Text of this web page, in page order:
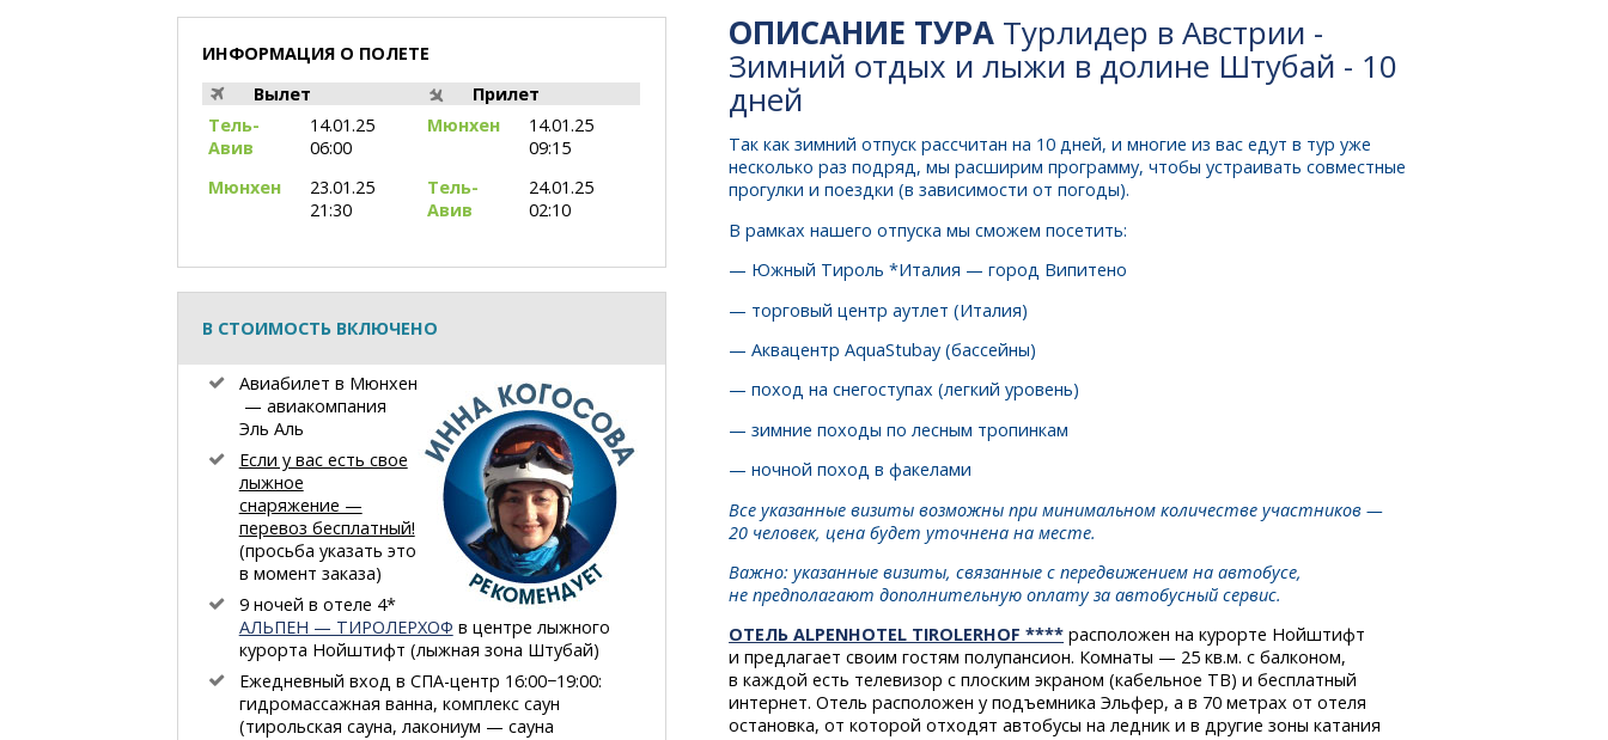
ОПИСАНИЕ ТУРА Турлидер в Австрии -
Зимний отдых и лыжи в долине Штубай - 10
дней
Так как зимний отпуск рассчитан на 10 дней, и многие из вас едут в тур уже
несколько раз подряд, мы расширим программу, чтобы устраивать совместные
прогулки и поездки (в зависимости от погоды).
В рамках нашего отпуска мы сможем посетить:
— Южный Тироль *Италия — город Випитено
— торговый центр аутлет (Италия)
— Аквацентр AquaStubay (бассейны)
— поход на снегоступах (легкий уровень)
— зимние походы по лесным тропинкам
— ночной поход в факелами
Все указанные визиты возможны при минимальном количестве участников —
20 человек, цена будет уточнена на месте.
Важно: указанные визиты, связанные с передвижением на автобусе,
не предполагают дополнительную оплату за автобусный сервис.
ОТЕЛЬ ALPENHOTEL TIROLERHOF **** расположен на курорте Нойштифт
и предлагает своим гостям полупансион. Комнаты — 25 кв.м. с балконом,
в каждой есть телевизор с плоским экраном (кабельное ТВ) и бесплатный
интернет. Отель расположен у подъемника Эльфер, а в 70 метрах от отеля
остановка, от которой отходят автобусы на ледник и в другие зоны катания
ИНФОРМАЦИЯ О ПОЛЕТЕ
Вылет
Тель-
Авив
14.01.25
06:00
Мюнхен
23.01.25
21:30
Прилет
Мюнхен
14.01.25
09:15
Тель-
Авив
24.01.25
02:10
В СТОИМОСТЬ ВКЛЮЧЕНО
Авиабилет в Мюнхен
— авиакомпания
Эль Аль
Если у вас есть свое
лыжное
снаряжение —
перевоз бесплатный!
(просьба указать это
в момент заказа)
9 ночей в отеле 4*
АЛЬПЕН — ТИРОЛЕРХОФ в центре лыжного
курорта Нойштифт (лыжная зона Штубай)
Ежедневный вход в СПА-центр 16:00−19:00:
гидромассажная ванна, комплекс саун
(тирольская сауна, лакониум — сауна